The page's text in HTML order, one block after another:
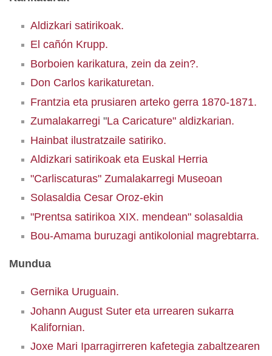
Aldizkari satirikoak.
El cañón Krupp.
Borboien karikatura, zein da zein?.
Don Carlos karikaturetan.
Frantzia eta prusiaren arteko gerra 1870-1871.
Zumalakarregi "La Caricature" aldizkarian.
Hainbat ilustratzaile satiriko.
Aldizkari satirikoak eta Euskal Herria
"Carliscaturas" Zumalakarregi Museoan
Solasaldia Cesar Oroz-ekin
"Prentsa satirikoa XIX. mendean" solasaldia
Bou-Amama buruzagi antikolonial magrebtarra.
Mundua
Gernika Uruguain.
Johann August Suter eta urrearen sukarra
Kalifornian.
Joxe Mari Iparragirreren kafetegia zabaltzearen